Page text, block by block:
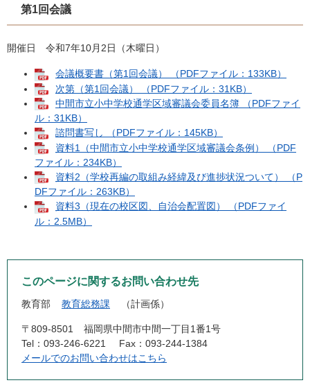
第1回会議
開催日 令和7年10月2日（木曜日）
会議概要書（第1回会議） （PDFファイル：133KB）
次第（第1回会議） （PDFファイル：31KB）
中間市立小中学校通学区域審議会委員名簿 （PDFファイ
ル：31KB）
諮問書写し （PDFファイル：145KB）
資料1（中間市立小中学校通学区域審議会条例） （PDF
ファイル：234KB）
資料2（学校再編の取組み経緯及び進捗状況ついて） （P
DFファイル：263KB）
資料3（現在の校区図、自治会配置図） （PDFファイ
ル：2.5MB）
このページに関するお問い合わせ先
教育部 教育総務課 計画係
〒809-8501
福岡県中間市中間一丁目1番1号
Tel：093-246-6221
Fax：093-244-1384
メールでのお問い合わせはこちら